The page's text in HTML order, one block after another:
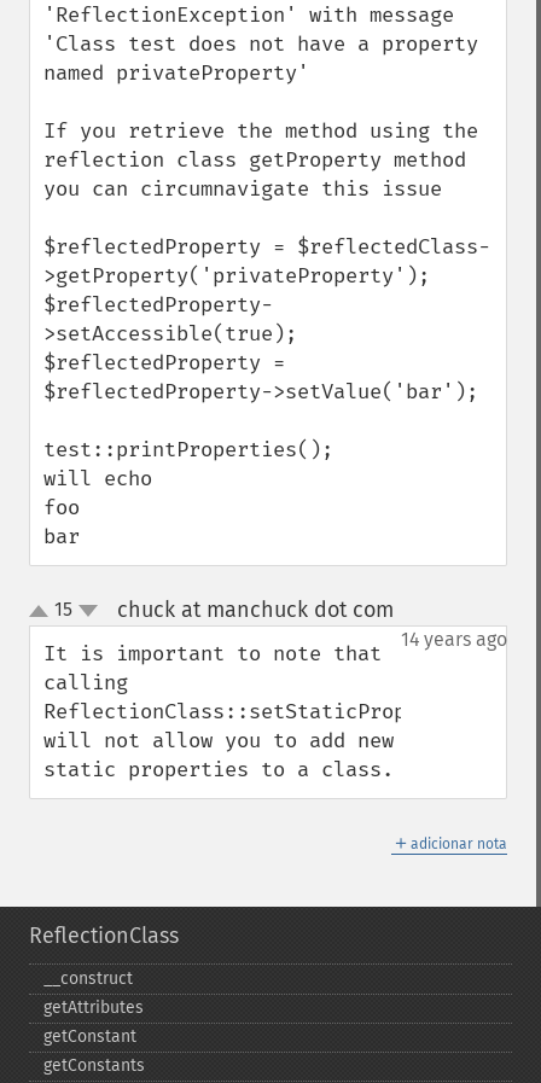
'ReflectionException' with message
'Class test does not have a property
named privateProperty'
If you retrieve the method using the
reflection class getProperty method
you can circumnavigate this issue
$reflectedProperty = $reflectedClass-
>getProperty('privateProperty');
$reflectedProperty-
>setAccessible(true);
$reflectedProperty =
$reflectedProperty->setValue('bar');
test::printProperties();
will echo
foo
bar
up
down
15 chuck at manchuck dot com
14 years ago
It is important to note that
calling
ReflectionClass::setStaticPropertyValue
will not allow you to add new
static properties to a class.
＋ adicionar nota
ReflectionClass
_​_​construct
getAttributes
getConstant
getConstants